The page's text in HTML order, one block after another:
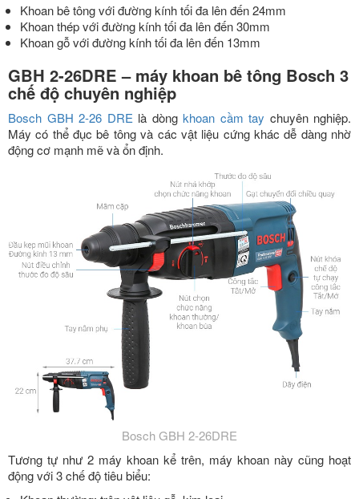
Khoan bê tông với đường kính tối đa lên đến 24mm
Khoan thép với đường kính tối đa lên đến 30mm
Khoan gỗ với đường kính tối đa lên đến 13mm
GBH 2-26DRE – máy khoan bê tông Bosch 3
chế độ chuyên nghiệp
Bosch GBH 2-26 DRE là dòng khoan cầm tay chuyên nghiệp.
Máy có thể đục bê tông và các vật liệu cứng khác dễ dàng nhờ
động cơ mạnh mẽ và ổn định.
Bosch GBH 2-26DRE
Tương tự như 2 máy khoan kể trên, máy khoan này cũng hoạt
động với 3 chế độ tiêu biểu: